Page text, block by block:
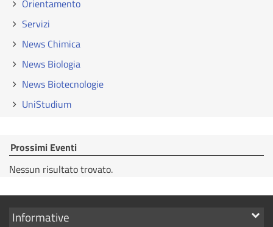
Orientamento
Servizi
News Chimica
News Biologia
News Biotecnologie
UniStudium
Prossimi Eventi
Nessun risultato trovato.
Mostra
Informative